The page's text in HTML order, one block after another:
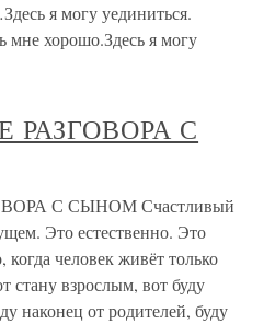
я могу уединиться.
мне хорошо.Здесь я могу
С
С СЫНОМ Счастливый
Это естественно. Это
человек живёт только
стану взрослым, вот буду
наконец от родителей, буду